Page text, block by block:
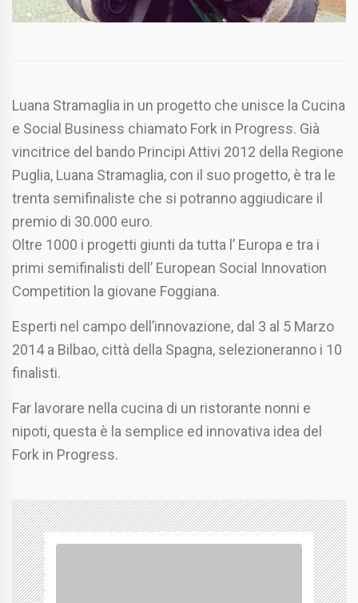
Luana Stramaglia in un progetto che unisce la Cucina
e Social Business chiamato Fork in Progress. Già
vincitrice del bando Principi Attivi 2012 della Regione
Puglia, Luana Stramaglia, con il suo progetto, è tra le
trenta semifinaliste che si potranno aggiudicare il
premio di 30.000 euro.
Oltre 1000 i progetti giunti da tutta l’ Europa e tra i
primi semifinalisti dell’ European Social Innovation
Competition la giovane Foggiana.
Esperti nel campo dell’innovazione, dal 3 al 5 Marzo
2014 a Bilbao, città della Spagna, selezioneranno i 10
finalisti.
Far lavorare nella cucina di un ristorante nonni e
nipoti, questa è la semplice ed innovativa idea del
Fork in Progress.